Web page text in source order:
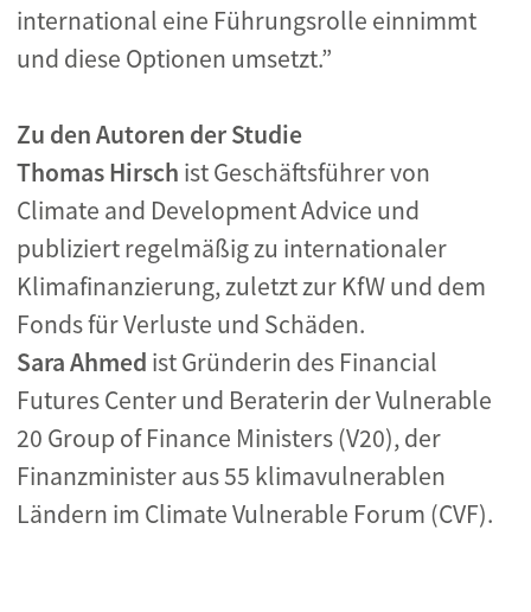
international eine Führungsrolle einnimmt
und diese Optionen umsetzt.”
Zu den Autoren der Studie
Thomas Hirsch ist Geschäftsführer von
Climate and Development Advice und
publiziert regelmäßig zu internationaler
Klimafinanzierung, zuletzt zur KfW und dem
Fonds für Verluste und Schäden.
Sara Ahmed ist Gründerin des Financial
Futures Center und Beraterin der Vulnerable
20 Group of Finance Ministers (V20), der
Finanzminister aus 55 klimavulnerablen
Ländern im Climate Vulnerable Forum (CVF).